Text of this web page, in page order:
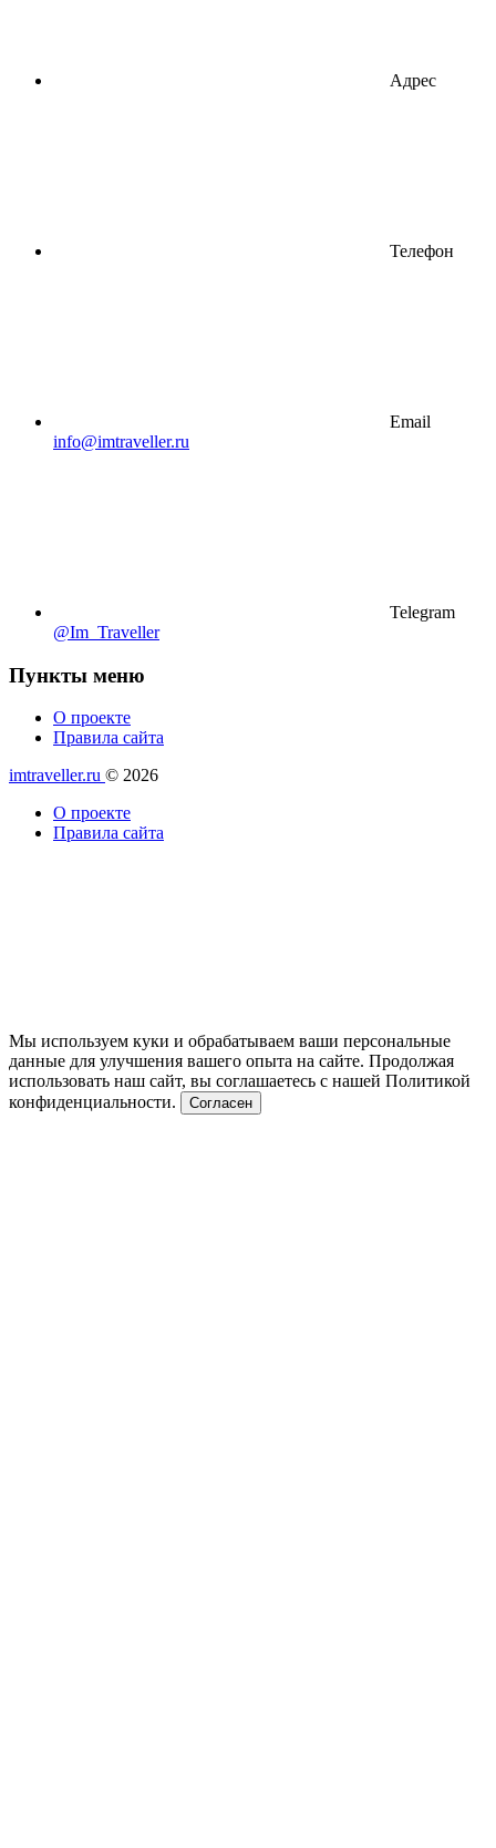
Адрес
Телефон
Email
info@imtraveller.ru
Telegram
@Im_Traveller
Пункты меню
О проекте
Правила сайта
imtraveller.ru © 2026
О проекте
Правила сайта
Мы используем куки и обрабатываем ваши персональные
данные для улучшения вашего опыта на сайте. Продолжая
использовать наш сайт, вы соглашаетесь с нашей Политикой
конфиденциальности.
Согласен